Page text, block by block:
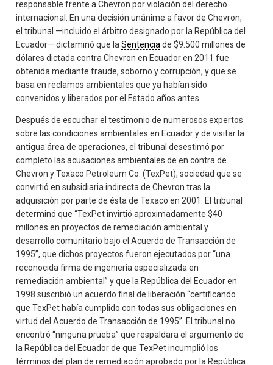
responsable frente a Chevron por violación del derecho
internacional. En una decisión unánime a favor de Chevron,
el tribunal —incluido el árbitro designado por la República del
Ecuador— dictaminó que laSentencia de $9.500 millones de
dólares dictada contra Chevron en Ecuador en 2011 fue
obtenida mediante fraude, soborno y corrupción, y que se
basa en reclamos ambientales que ya habían sido
convenidos y liberados por el Estado años antes.
Después de escuchar el testimonio de numerosos expertos
sobre las condiciones ambientales en Ecuador y de visitar la
antigua área de operaciones, el tribunal desestimó por
completo las acusaciones ambientales de en contra de
Chevron y Texaco Petroleum Co. (TexPet), sociedad que se
convirtió en subsidiaria indirecta de Chevron tras la
adquisición por parte de ésta de Texaco en 2001. El tribunal
determinó que “TexPet invirtió aproximadamente $40
millones en proyectos de remediación ambiental y
desarrollo comunitario bajo el Acuerdo de Transacción de
1995”, que dichos proyectos fueron ejecutados por “una
reconocida firma de ingeniería especializada en
remediación ambiental” y que la República del Ecuador en
1998 suscribió un acuerdo final de liberación “certificando
que TexPet había cumplido con todas sus obligaciones en
virtud del Acuerdo de Transacción de 1995”. El tribunal no
encontró “ninguna prueba” que respaldara el argumento de
la República del Ecuador de que TexPet incumplió los
términos del plan de remediación aprobado por la República